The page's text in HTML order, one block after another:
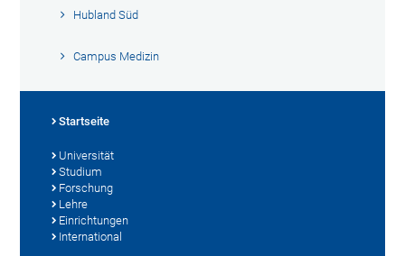
Hubland Süd
Campus Medizin
Startseite
Universität
Studium
Forschung
Lehre
Einrichtungen
International